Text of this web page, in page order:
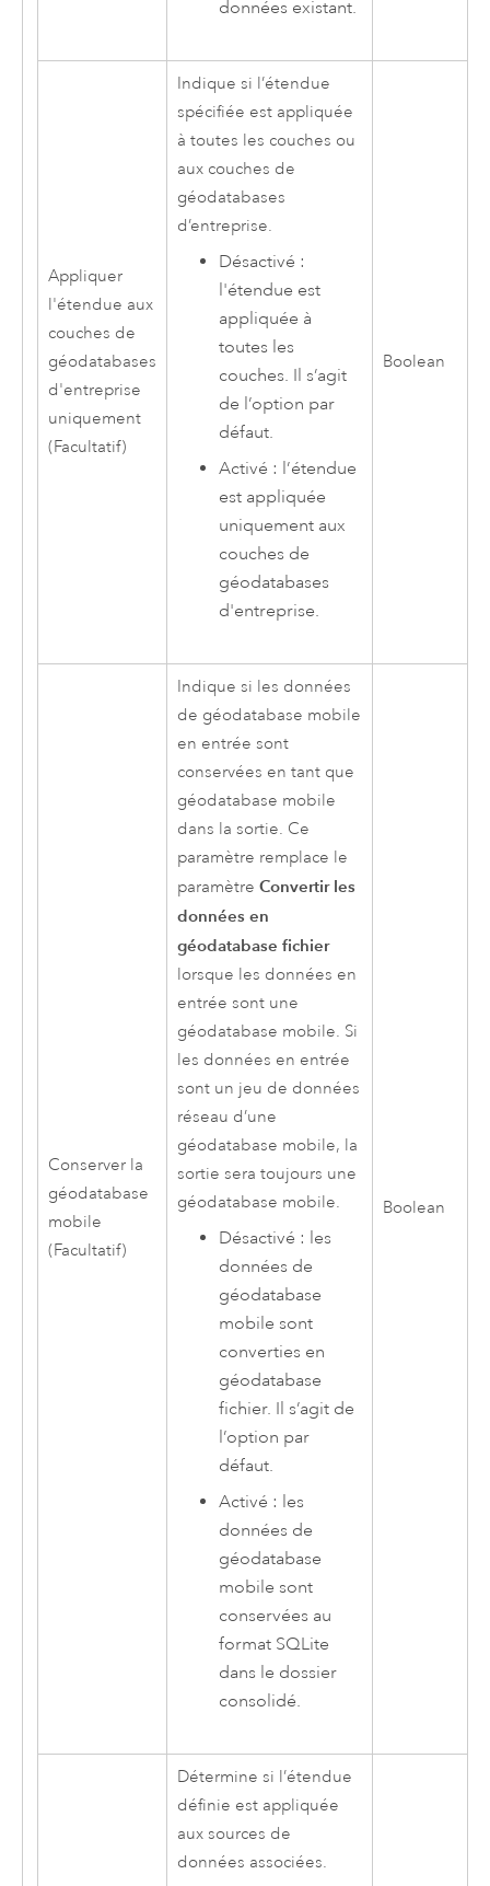
données existant.
Appliquer
l'étendue aux
couches de
géodatabases
d'entreprise
uniquement
(Facultatif)
Indique si l’étendue
spécifiée est appliquée
à toutes les couches ou
aux couches de
géodatabases
d’entreprise.
Désactivé :
l'étendue est
appliquée à
toutes les
couches. Il s’agit
de l’option par
défaut.
Activé : l’étendue
est appliquée
uniquement aux
couches de
géodatabases
d'entreprise.
Boolean
Conserver la
géodatabase
mobile
(Facultatif)
Indique si les données
de géodatabase mobile
en entrée sont
conservées en tant que
géodatabase mobile
dans la sortie. Ce
paramètre remplace le
paramètre Convertir les
données en
géodatabase fichier
lorsque les données en
entrée sont une
géodatabase mobile. Si
les données en entrée
sont un jeu de données
réseau d’une
géodatabase mobile, la
sortie sera toujours une
géodatabase mobile.
Désactivé : les
données de
géodatabase
mobile sont
converties en
géodatabase
fichier. Il s’agit de
l’option par
défaut.
Activé : les
données de
géodatabase
mobile sont
conservées au
format SQLite
dans le dossier
consolidé.
Boolean
Détermine si l’étendue
définie est appliquée
aux sources de
données associées.